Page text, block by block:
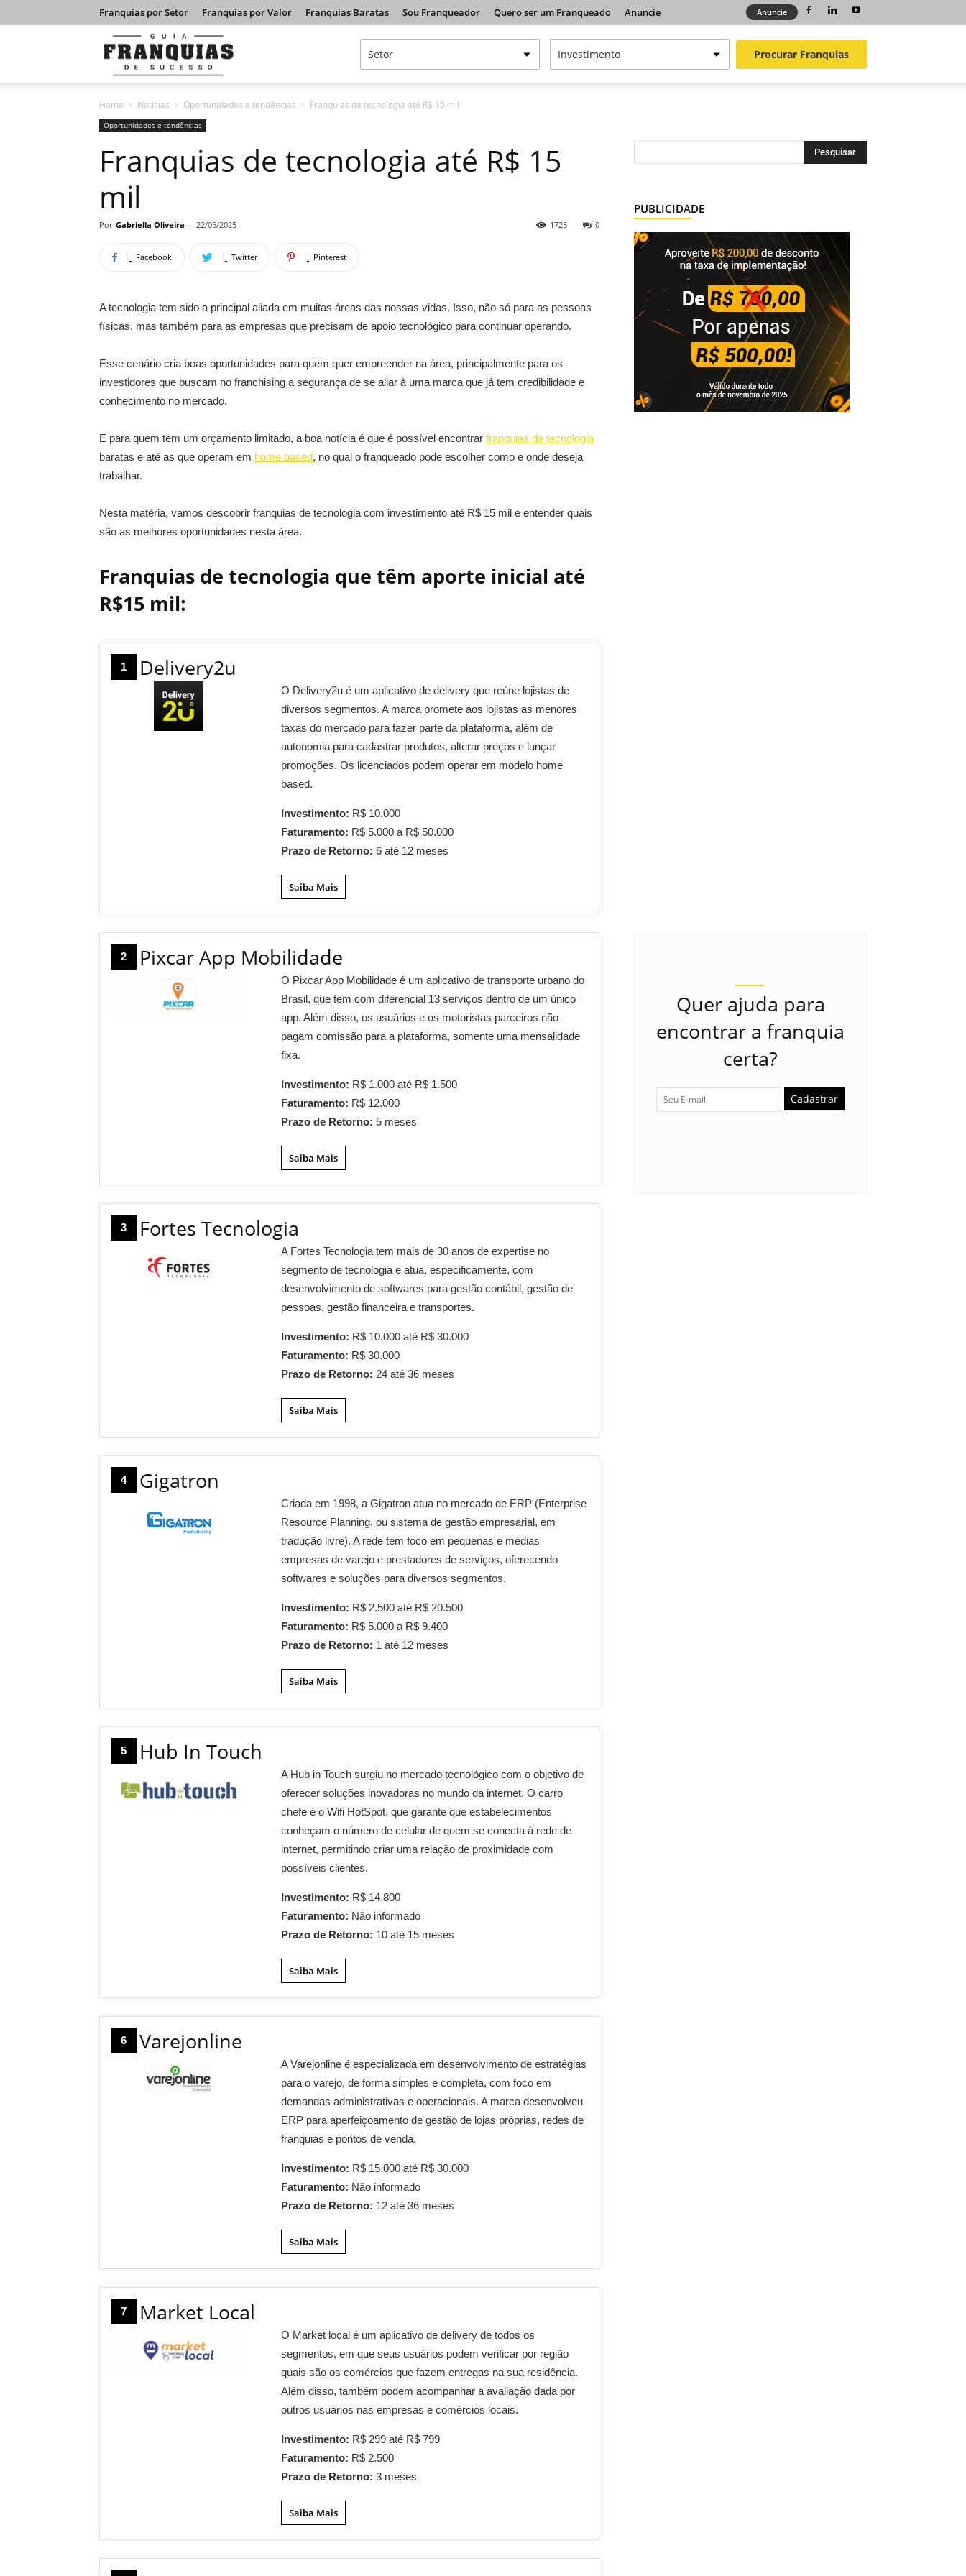
Franquias por Setor Franquias por Valor Franquias Baratas Sou Franqueador Quero ser um Franqueado Anuncie Anuncie
Franquias
de
Sucesso
Procurar Franquias
Home Notícias Oportunidades e tendências Franquias de tecnologia até R$ 15 mil
Oportunidades e tendências
Franquias de tecnologia até R$ 15
mil
Por Gabriella Oliveira - 22/05/2025 0
1725
Facebook Twitter Pinterest
A tecnologia tem sido a principal aliada em muitas áreas das nossas vidas. Isso, não só para as pessoas
físicas, mas também para as empresas que precisam de apoio tecnológico para continuar operando.
Esse cenário cria boas oportunidades para quem quer empreender na área, principalmente para os
investidores que buscam no franchising a segurança de se aliar à uma marca que já tem credibilidade e
conhecimento no mercado.
E para quem tem um orçamento limitado, a boa notícia é que é possível encontrar franquias de tecnologia
baratas e até as que operam em home based, no qual o franqueado pode escolher como e onde deseja
trabalhar.
Nesta matéria, vamos descobrir franquias de tecnologia com investimento até R$ 15 mil e entender quais
são as melhores oportunidades nesta área.
Franquias de tecnologia que têm aporte inicial até
R$15 mil:
1 Delivery2u
O Delivery2u é um aplicativo de delivery que reúne lojistas de
diversos segmentos. A marca promete aos lojistas as menores
taxas do mercado para fazer parte da plataforma, além de
autonomia para cadastrar produtos, alterar preços e lançar
promoções. Os licenciados podem operar em modelo home
based.
Investimento: R$ 10.000
Faturamento: R$ 5.000 a R$ 50.000
Prazo de Retorno:6 até 12 meses
Saiba Mais
2 Pixcar App Mobilidade
O Pixcar App Mobilidade é um aplicativo de transporte urbano do
Brasil, que tem com diferencial 13 serviços dentro de um único
app. Além disso, os usuários e os motoristas parceiros não
pagam comissão para a plataforma, somente uma mensalidade
fixa.
Investimento: R$ 1.000 até R$ 1.500
Faturamento: R$ 12.000
Prazo de Retorno:5 meses
Saiba Mais
3 Fortes Tecnologia
A Fortes Tecnologia tem mais de 30 anos de expertise no
segmento de tecnologia e atua, especificamente, com
desenvolvimento de softwares para gestão contábil, gestão de
pessoas, gestão financeira e transportes.
Investimento: R$ 10.000 até R$ 30.000
Faturamento: R$ 30.000
Prazo de Retorno: 24 até 36 meses
Saiba Mais
4 Gigatron
Criada em 1998, a Gigatron atua no mercado de ERP (Enterprise
Resource Planning, ou sistema de gestão empresarial, em
tradução livre). A rede tem foco em pequenas e médias
empresas de varejo e prestadores de serviços, oferecendo
softwares e soluções para diversos segmentos.
Investimento: R$ 2.500 até R$ 20.500
Faturamento: R$ 5.000 a R$ 9.400
Prazo de Retorno: 1 até 12 meses
Saiba Mais
5 Hub In Touch
A Hub in Touch surgiu no mercado tecnológico com o objetivo de
oferecer soluções inovadoras no mundo da internet. O carro
chefe é o Wifi HotSpot, que garante que estabelecimentos
conheçam o número de celular de quem se conecta à rede de
internet, permitindo criar uma relação de proximidade com
possíveis clientes.
Investimento: R$ 14.800
Faturamento: Não informado
Prazo de Retorno: 10 até 15 meses
Saiba Mais
6 Varejonline
A Varejonline é especializada em desenvolvimento de estratégias
para o varejo, de forma simples e completa, com foco em
demandas administrativas e operacionais. A marca desenvolveu
ERP para aperfeiçoamento de gestão de lojas próprias, redes de
franquias e pontos de venda.
Investimento: R$ 15.000 até R$ 30.000
Faturamento: Não informado
Prazo de Retorno: 12 até 36 meses
Saiba Mais
7 Market Local
O Market local é um aplicativo de delivery de todos os
segmentos, em que seus usuários podem verificar por região
quais são os comércios que fazem entregas na sua residência.
Além disso, também podem acompanhar a avaliação dada por
outros usuários nas empresas e comércios locais.
Investimento: R$ 299 até R$ 799
Faturamento: R$ 2.500
Prazo de Retorno:3 meses
Saiba Mais
PUBLICIDADE
Quer ajuda para
encontrar a franquia
certa?
Cadastrar